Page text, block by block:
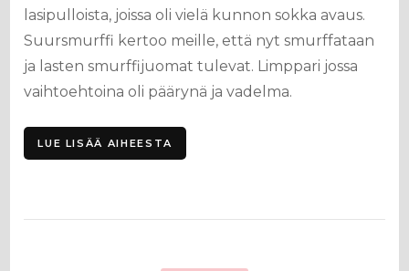
lasipulloista, joissa oli vielä kunnon sokka avaus.
Suursmurffi kertoo meille, että nyt smurffataan
ja lasten smurffijuomat tulevat. Limppari jossa
vaihtoehtoina oli päärynä ja vadelma.
LUE LISÄÄ AIHEESTA